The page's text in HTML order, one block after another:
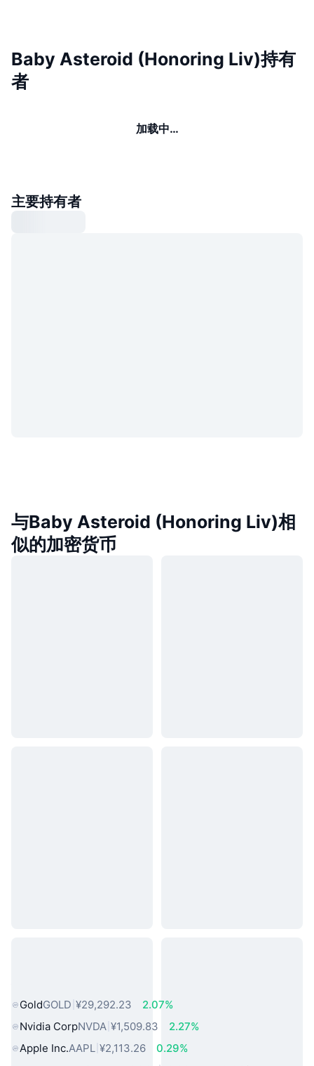
Baby Asteroid (Honoring Liv)持有
者
加载中…
主要持有者
与Baby Asteroid (Honoring Liv)相
似的加密货币
GoldGOLD ¥29,292.23
2.07%
Nvidia CorpNVDA ¥1,509.83
2.27%
Apple Inc.AAPL ¥2,113.26
0.29%